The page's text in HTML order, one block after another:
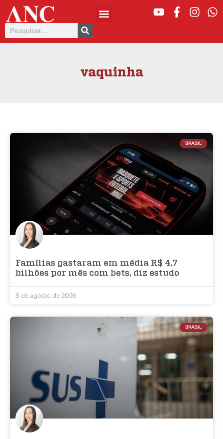
vaquinha
BRASIL
Famílias gastaram em média R$ 4,7
bilhões por mês com bets, diz estudo
8 de agosto de 2026
BRASIL